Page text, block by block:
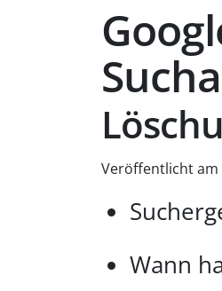
Veröffentlicht am
Wann